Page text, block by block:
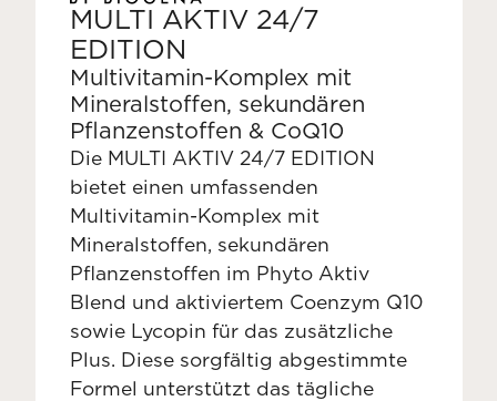
MULTI AKTIV 24/7
EDITION
Multivitamin-Komplex mit
Mineralstoffen, sekundären
Pflanzenstoffen & CoQ10
Die MULTI AKTIV 24/7 EDITION
bietet einen umfassenden
Multivitamin-Komplex mit
Mineralstoffen, sekundären
Pflanzenstoffen im Phyto Aktiv
Blend und aktiviertem Coenzym Q10
sowie Lycopin für das zusätzliche
Plus. Diese sorgfältig abgestimmte
Formel unterstützt das tägliche